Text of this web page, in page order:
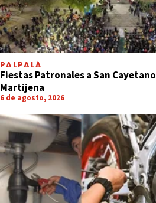
PALPALÁ
Fiestas Patronales a San
Martijena
6 de agosto, 2026